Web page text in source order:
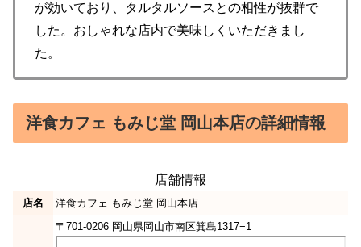
が効いており、タルタルソースとの相性が抜群で
した。おしゃれな店内で美味しくいただきまし
た。
洋食カフェ もみじ堂 岡山本店の詳細情報
店舗情報
店名 洋食カフェ もみじ堂 岡山本店
〒701-0206 岡山県岡山市南区箕島1317−1